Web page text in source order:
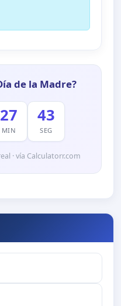
de la Madre?
27
MIN
43
SEG
· vía Calculatorr.com